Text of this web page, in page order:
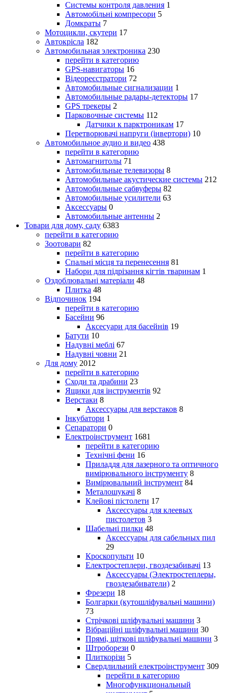
Системы контроля давления 1
Автомобільні компресори 5
Домкраты 7
Мотоцикли, скутери 17
Автокрісла 182
Автомобильная электроника 230
перейти в категорию
GPS-навигаторы 16
Відеореєстратори 72
Автомобильные сигнализации 1
Автомобильные радары-детекторы 17
GPS трекеры 2
Парковочные системы 112
Датчики к парктроникам 17
Перетворювачі напруги (інвертори) 10
Автомобильное аудио и видео 438
перейти в категорию
Автомагнитолы 71
Автомобильные телевизоры 8
Автомобильные акустические системы 212
Автомобильные сабвуферы 82
Автомобильные усилители 63
Аксессуары 0
Автомобильные антенны 2
Товари для дому, саду 6383
перейти в категорию
Зоотовари 82
перейти в категорию
Спальні місця та перенесення 81
Набори для підрізання кігтів тваринам 1
Оздоблювальні матеріали 48
Плитка 48
Відпочинок 194
перейти в категорию
Басейни 96
Аксесуари для басейнів 19
Батути 10
Надувні меблі 67
Надувні човни 21
Для дому 2012
перейти в категорию
Сходи та драбини 23
Ящики для інструментів 92
Верстаки 8
Аксессуары для верстаков 8
Інкубатори 1
Сепаратори 0
Електроінструмент 1681
перейти в категорию
Технічні фени 16
Приладдя для лазерного та оптичного
вимірювального інструменту 8
Вимірювальний інструмент 84
Металошукачі 8
Клейові пістолети 17
Аксессуары для клеевых
пистолетов 3
Шабельні пилки 48
Аксессуары для сабельных пил
29
Кроскопульти 10
Електростеплери, гвоздезабивачі 13
Аксессуары (Электростеплеры,
гвоздезабиватели) 2
Фрезери 18
Болгарки (кутошліфувальні машини)
73
Стрічкові шліфувальні машини 3
Вібраційні шліфувальні машини 30
Прямі, щіткові шліфувальні машини 3
Штроборези 0
Плиткорізи 5
Свердлильний електроінструмент 309
перейти в категорию
Многофункциональный